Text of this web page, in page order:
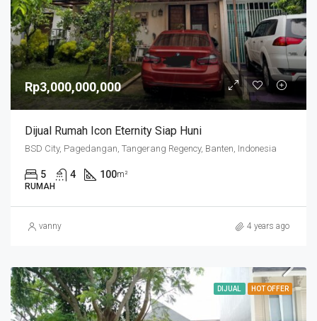
Rp3,000,000,000
Dijual Rumah Icon Eternity Siap Huni
BSD City, Pagedangan, Tangerang Regency, Banten, Indonesia
5 4 100m²
RUMAH
vanny 4 years ago
DIJUAL HOT OFFER